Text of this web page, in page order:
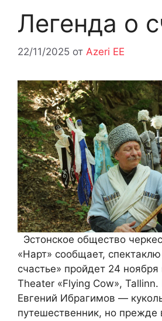
Легенда о
22/11/2025 от Azeri EE
Эстонское общество
«Нарт» сообщает,
счастье» пройдет 24
Theater «Flying Cow»,
Евгений Ибрагимов —
путешественник, но прежде